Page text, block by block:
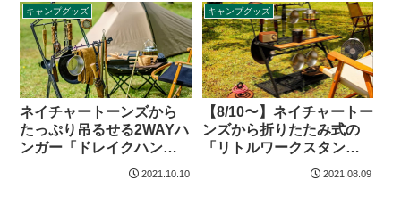
キャンプグッズ
ネイチャートーンズから
たっぷり吊るせる2WAYハ
ンガー「ドレイクハンガ
2021.10.10
キャンプグッズ
【8/10〜】ネイチャートー
ンズから折りたたみ式の
「リトルワークスタンド
2021.08.09